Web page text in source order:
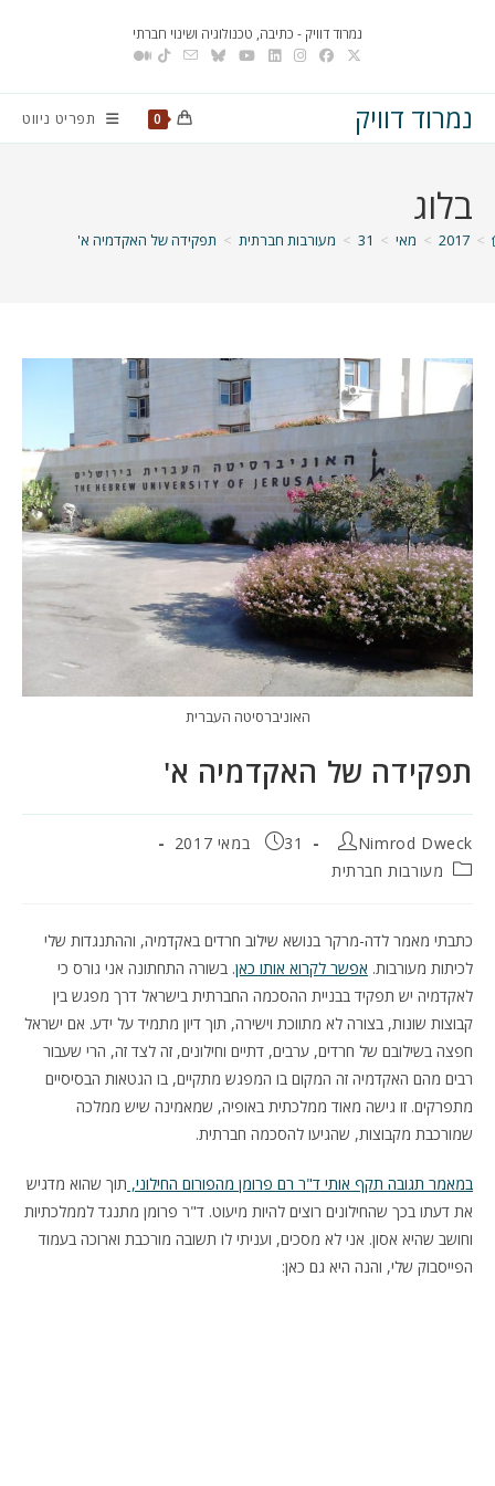
נמרוד דוויק - כתיבה, טכנולוגיה ושינוי חברתי
נמרוד דוויק 0 תפריט ניווט
בלוג
>
2017
> מאי >
31
> מעורבות חברתית > תפקידה של האקדמיה א'
האוניברסיטה העברית
תפקידה של האקדמיה א'
מחבר:
Nimrod Dweck פורסם:
31 במאי 2017
קטגוריה:מעורבות חברתית
כתבתי מאמר לדה-מרקר בנושא שילוב חרדים באקדמיה, וההתנגדות שלי
לכיתות מעורבות. אפשר לקרוא אותו כאן. בשורה התחתונה אני גורס כי
לאקדמיה יש תפקיד בבניית ההסכמה החברתית בישראל דרך מפגש בין
קבוצות שונות, בצורה לא מתווכת וישירה, תוך דיון מתמיד על ידע. אם ישראל
חפצה בשילובם של חרדים, ערבים, דתיים וחילונים, זה לצד זה, הרי שעבור
רבים מהם האקדמיה זה המקום בו המפגש מתקיים, בו הגטאות הבסיסיים
מתפרקים. זו גישה מאוד ממלכתית באופיה, שמאמינה שיש ממלכה
שמורכבת מקבוצות, שהגיעו להסכמה חברתית.
במאמר תגובה תקף אותי ד"ר רם פרומן מהפורום החילוני, תוך שהוא מדגיש
את דעתו בכך שהחילונים רוצים להיות מיעוט. ד"ר פרומן מתנגד לממלכתיות
וחושב שהיא אסון. אני לא מסכים, ועניתי לו תשובה מורכבת וארוכה בעמוד
הפייסבוק שלי, והנה היא גם כאן: